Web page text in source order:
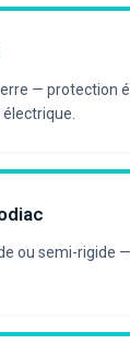
— protection
ou semi-rigide